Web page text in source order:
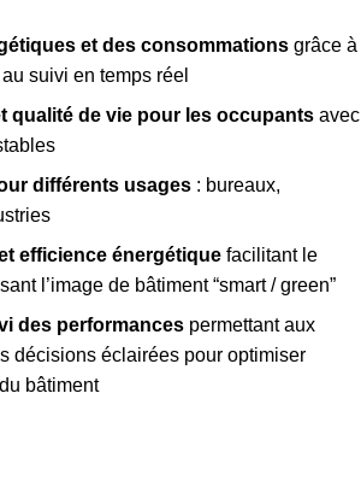
et des consommations grâce à
suivi en temps réel
qualité de vie pour les occupants avec
différents usages : bureaux,
efficience énergétique facilitant le
l’image de bâtiment “smart / green”
des performances permettant aux
décisions éclairées pour optimiser
bâtiment